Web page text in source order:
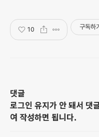
10 구독하기
댓글
로그인 유지가 안 돼서 댓
여 작성하면 됩니다.